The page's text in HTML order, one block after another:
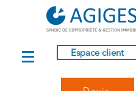
Espace client